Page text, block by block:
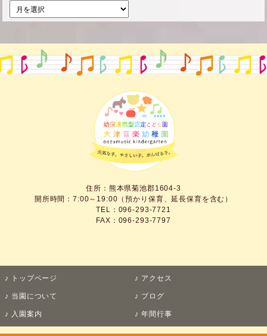
住所：熊本県菊池郡1604-3
開所時間：7:00～19:00（預かり保育、延長保育を含む）
TEL：096-293-7721
FAX：096-293-7797
トップページ アクセス
当園について ブログ
入園案内 年間行事